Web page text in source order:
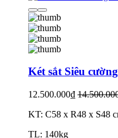
Két sắt Siêu
12.500.000₫
KT: C58 x R48 x S48
TL: 140kg